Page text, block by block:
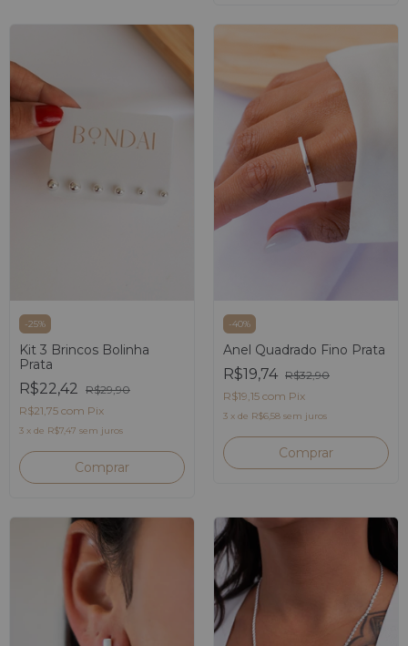
-25%
Kit 3 Brincos Bolinha
Prata
R$22,42 R$29,90
R$21,75 com Pix
3 x de R$7,47 sem juros
-40%
Anel Quadrado Fino Prata
R$19,74 R$32,90
R$19,15 com Pix
3 x de R$6,58 sem juros
Comprar